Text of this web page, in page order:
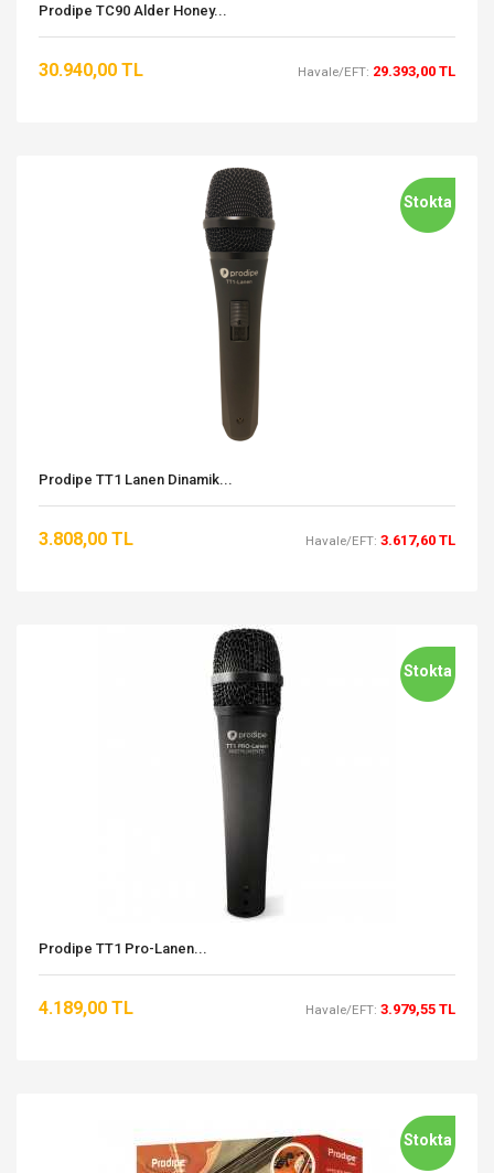
Prodipe TC90 Alder Honey...
30.940,00 TL Havale/EFT: 29.393,00 TL
Stokta
Prodipe TT1 Lanen Dinamik...
3.808,00 TL Havale/EFT: 3.617,60 TL
Stokta
Prodipe TT1 Pro-Lanen...
4.189,00 TL Havale/EFT: 3.979,55 TL
Stokta